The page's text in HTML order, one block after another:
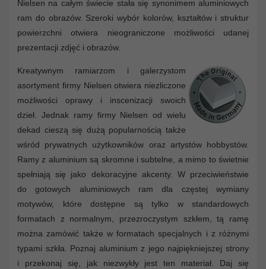
Nielsen na całym świecie stała się synonimem aluminiowych
ram do obrazów. Szeroki wybór kolorów, kształtów i struktur
powierzchni otwiera nieograniczone możliwości udanej
prezentacji zdjęć i obrazów.
Kreatywnym ramiarzom i galerzystom
asortyment firmy Nielsen otwiera niezliczone
możliwości oprawy i inscenizacji swoich
dzieł. Jednak ramy firmy Nielsen od wielu
dekad cieszą się dużą popularnością także
wśród prywatnych użytkowników oraz artystów hobbystów.
Ramy z aluminium są skromne i subtelne, a mimo to świetnie
spełniają się jako dekoracyjne akcenty. W przeciwieństwie
do gotowych aluminiowych ram dla częstej wymiany
motywów, które dostępne są tylko w standardowych
formatach z normalnym, przezroczystym szkłem, tą ramę
można zamówić także w formatach specjalnych i z różnymi
typami szkła. Poznaj aluminium z jego najpiękniejszej strony
i przekonaj się, jak niezwykły jest ten materiał. Daj się